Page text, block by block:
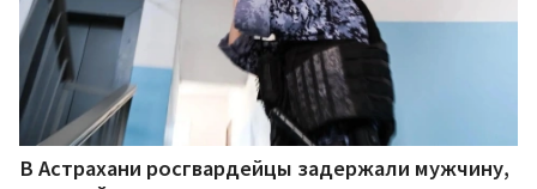
В Астрахани росгвардейцы задержали мужчину,